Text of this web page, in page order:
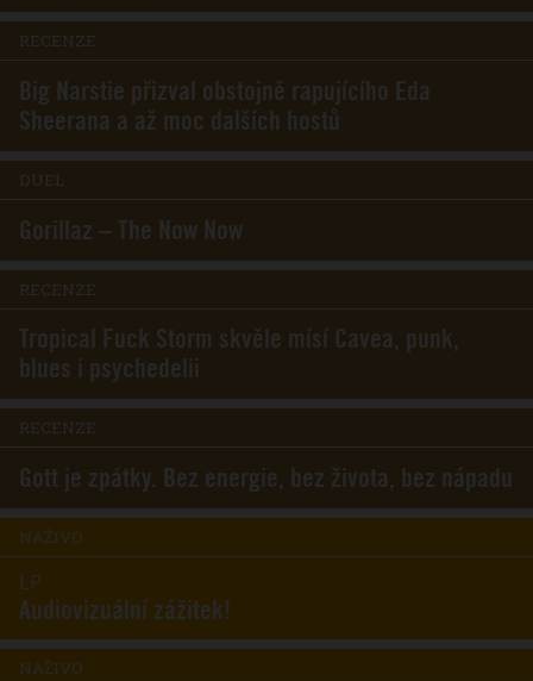
RECENZE
Big Narstie přizval obstojně rapujícího Eda
Sheerana a až moc dalších hostů
DUEL
Gorillaz – The Now Now
RECENZE
Tropical Fuck Storm skvěle mísí Cavea, punk,
blues i psychedelii
RECENZE
Gott je zpátky. Bez energie, bez života, bez nápadu
NAŽIVO
LP
Audiovizuální zážitek!
NAŽIVO